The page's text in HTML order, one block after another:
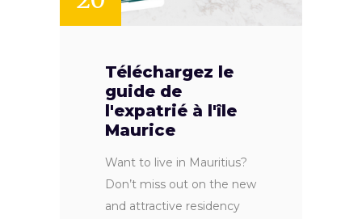
Téléchargez le
guide de
l'expatrié à l'île
Maurice
Want to live in Mauritius?
Don’t miss out on the new
and attractive residency